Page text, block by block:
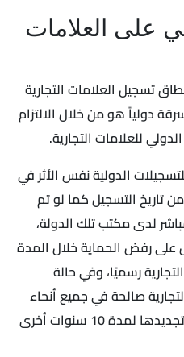
على العلامات
تسجيل العلامات التجارية
دولياً هو من خلال الالتزام
للعلامات التجارية.
الدولية نفس الأثر في
تاريخ التسجيل كما لو تم
لدى مكتب تلك الدولة،
رفض الحماية خلال المدة
رسميًا، وفي حالة
صالحة في جميع أنحاء
العالم لمدة 10 سنوات ويمكن تجديدها لمدة 10 سنوات أخرى